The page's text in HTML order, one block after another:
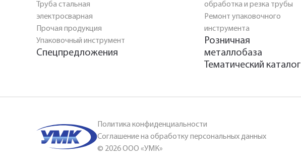
Труба стальная
электросварная
Прочая продукция
Упаковочный инструмент
Спецпредложения
обработка и резка трубы
Ремонт упаковочного
инструмента
Розничная
металлобаза
Тематический каталог
Политика конфиденциальности
Соглашение на обработку персональных данных
© 2026 ООО «УМК»